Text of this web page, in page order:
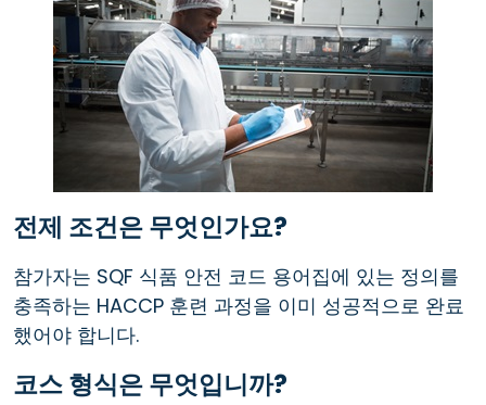
전제 조건은 무엇인가요?
참가자는 SQF 식품 안전 코드 용어집에 있는 정의를
충족하는 HACCP 훈련 과정을 이미 성공적으로 완료
했어야 합니다.
코스 형식은 무엇입니까?